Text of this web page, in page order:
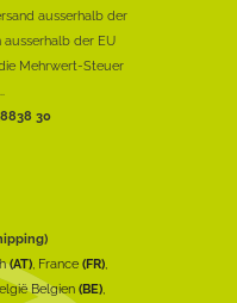
ausserhalb der
der EU
Mehrwert-Steuer
30
(AT), France (FR),
Belgien (BE),